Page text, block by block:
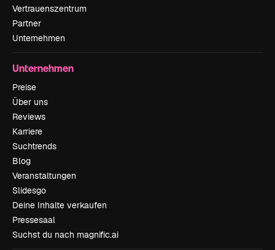
Vertrauenszentrum
Partner
Unternehmen
Unternehmen
Preise
Über uns
Reviews
Karriere
Suchtrends
Blog
Veranstaltungen
Slidesgo
Deine Inhalte verkaufen
Pressesaal
Suchst du nach magnific.ai